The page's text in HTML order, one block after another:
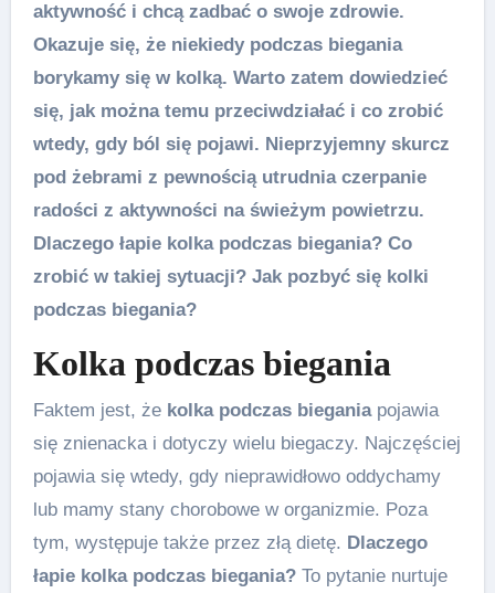
aktywność i chcą zadbać o swoje zdrowie.
Okazuje się, że niekiedy podczas biegania
borykamy się w kolką. Warto zatem dowiedzieć
się, jak można temu przeciwdziałać i co zrobić
wtedy, gdy ból się pojawi. Nieprzyjemny skurcz
pod żebrami z pewnością utrudnia czerpanie
radości z aktywności na świeżym powietrzu.
Dlaczego łapie kolka podczas biegania? Co
zrobić w takiej sytuacji? Jak pozbyć się kolki
podczas biegania?
Kolka podczas biegania
Faktem jest, że kolka podczas biegania pojawia
się znienacka i dotyczy wielu biegaczy. Najczęściej
pojawia się wtedy, gdy nieprawidłowo oddychamy
lub mamy stany chorobowe w organizmie. Poza
tym, występuje także przez złą dietę. Dlaczego
łapie kolka podczas biegania? To pytanie nurtuje